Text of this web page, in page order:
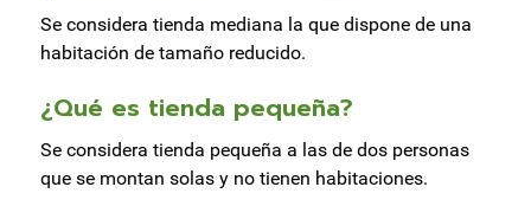
Se considera tienda mediana la que dispone de una
habitación de tamaño reducido.
¿Qué es tienda pequeña?
Se considera tienda pequeña a las de dos personas
que se montan solas y no tienen habitaciones.